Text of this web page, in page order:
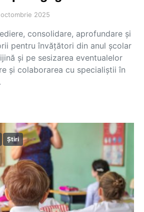
2025
consolidare, aprofundare și
pentru învățători din anul școlar
și pe sesizarea eventualelor
și colaborarea cu specialiștii în
Știri